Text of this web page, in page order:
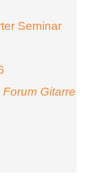
Seminar
Forum Gitarre